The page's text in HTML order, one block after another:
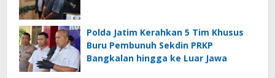
Polda Jatim Kerahkan 5 Tim Khusus
Buru Pembunuh Sekdin PRKP
Bangkalan hingga ke Luar Jawa